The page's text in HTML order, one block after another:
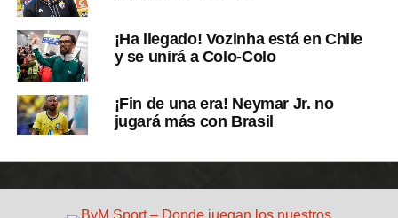
¡Ha llegado! Vozinha está en Chile
y se unirá a Colo-Colo
¡Fin de una era! Neymar Jr. no
jugará más con Brasil